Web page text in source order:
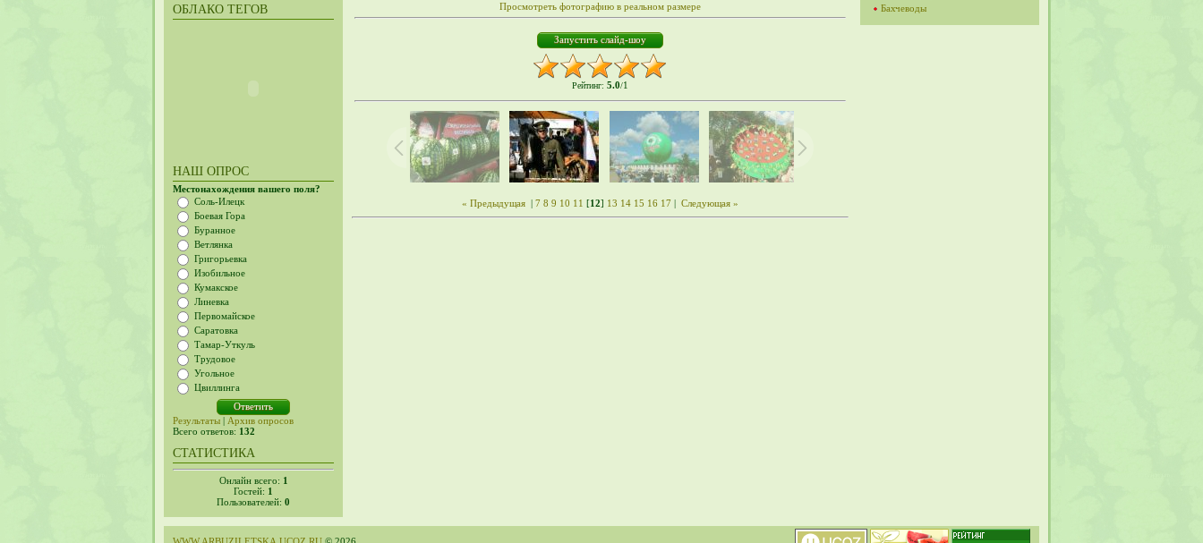
ОБЛАКО ТЕГОВ
НАШ ОПРОС
Местонахождения вашего поля?
Соль-Илецк
Боевая Гора
Буранное
Ветлянка
Григорьевка
Изобильное
Кумакское
Линевка
Первомайское
Саратовка
Тамар-Уткуль
Трудовое
Угольное
Цвиллинга
Результаты | Архив опросов
Всего ответов: 132
СТАТИСТИКА
Онлайн всего: 1
Гостей: 1
Пользователей: 0
Бахчеводы
Просмотреть фотографию в реальном размере
Рейтинг: 5.0/1
« Предыдущая | 7 8 9 10 11 [12] 13 14 15 16 17 | Следующая »